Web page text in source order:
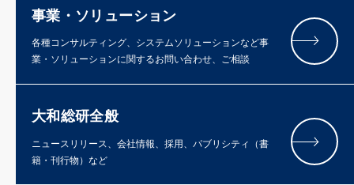
事業・ソリューション
各種コンサルティング、システムソリューションなど事
業・ソリューションに関するお問い合わせ、ご相談
大和総研全般
ニュースリリース、会社情報、採用、パブリシティ（書
籍・刊行物）など